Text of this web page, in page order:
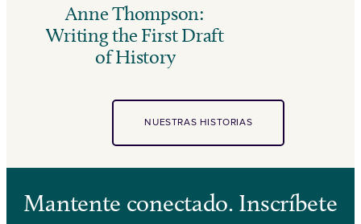
Anne Thompson:
Writing the First Draft
of History
NUESTRAS HISTORIAS
Mantente conectado. Inscríbete